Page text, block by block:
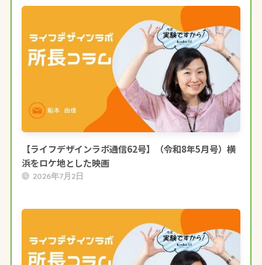
【ライフデザインラボ通信62号】（令和8年5月号）横
浜をロケ地とした映画
2026年7月2日